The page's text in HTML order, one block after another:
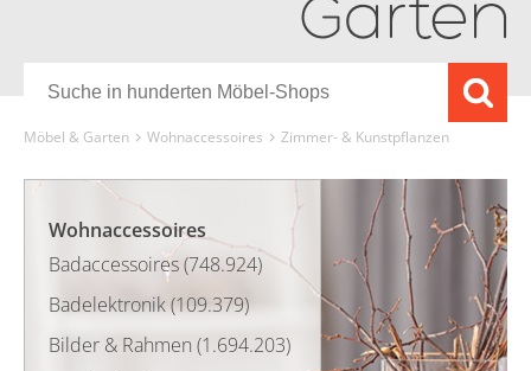
Möbel & Garten Wohnaccessoires Zimmer- & Kunstpflanzen
Wohnaccessoires
Badaccessoires (748.924)
Badelektronik (109.379)
Bilder & Rahmen (1.694.203)